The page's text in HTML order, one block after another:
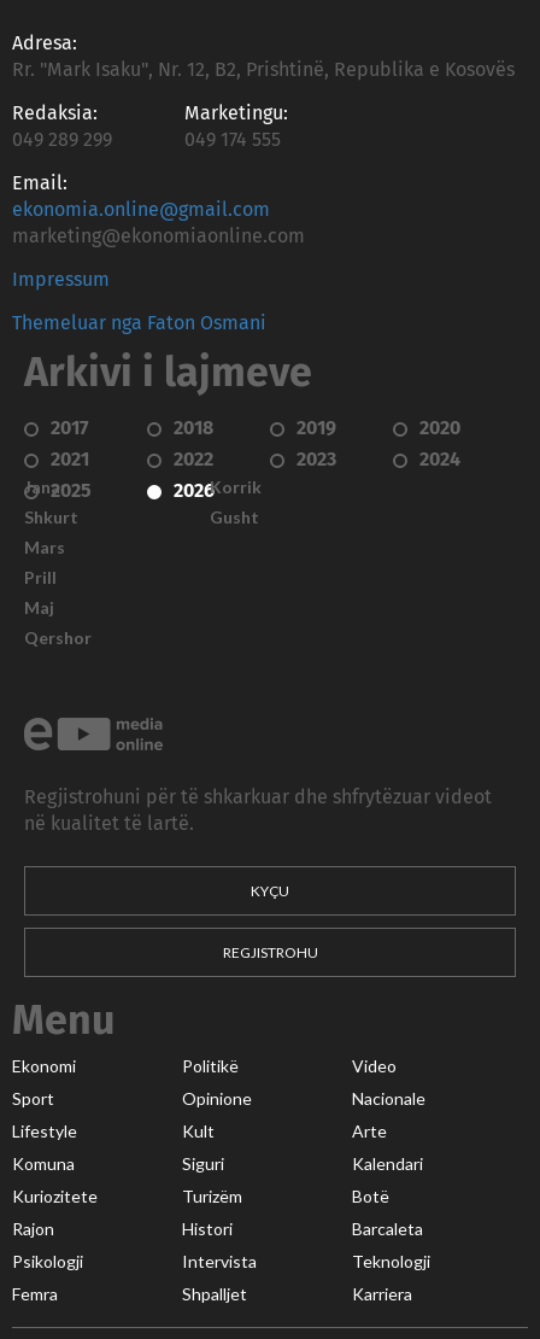
Adresa:
Rr. "Mark Isaku", Nr. 12, B2, Prishtinë, Republika e Kosovës
Redaksia:
049 289 299
Marketingu:
049 174 555
Email:
ekonomia.online@gmail.com
marketing@ekonomiaonline.com
Impressum
Themeluar nga Faton Osmani
Arkivi i lajmeve
2017 2018 2019
2020
2021
2022 2023
2024
2025
2026
Janar
Shkurt
Mars
Prill
Maj
Qershor
Korrik
Gusht
Regjistrohuni për të shkarkuar dhe shfrytëzuar videot
në kualitet të lartë.
KYÇU
REGJISTROHU
Menu
Ekonomi Politikë
Video
Sport
Opinione
Nacionale
Lifestyle
Kult
Arte
Komuna
Siguri
Kalendari
Kuriozitete
Turizëm
Botë
Rajon
Histori
Barcaleta
Psikologji
Intervista
Teknologji
Femra
Shpalljet Karriera